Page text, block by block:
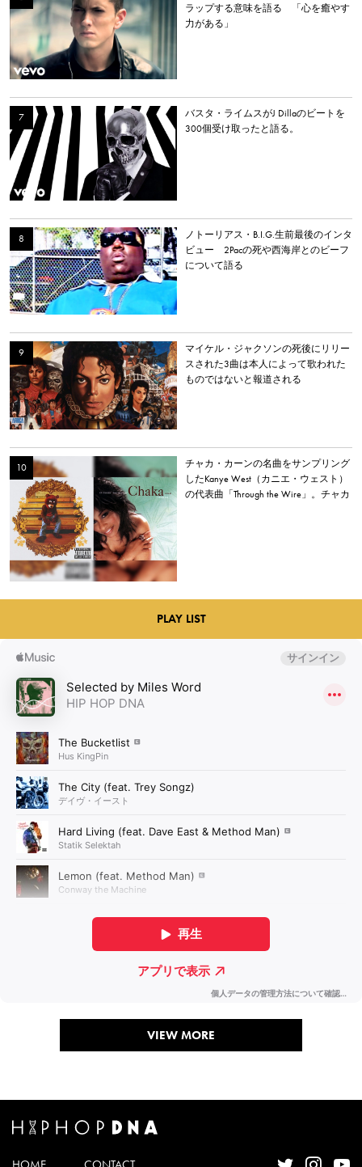
ラップする意味を語る 「心を癒やす
力がある」
バスタ・ライムスがJ Dillaのビートを
300個受け取ったと語る。
ノトーリアス・B.I.G.生前最後のインタ
ビュー 2Pacの死や西海岸とのビーフ
について語る
マイケル・ジャクソンの死後にリリー
スされた3曲は本人によって歌われた
ものではないと報道される
チャカ・カーンの名曲をサンプリング
したKanye West（カニエ・ウェスト）
の代表曲「Through the Wire」。チャカ
PLAY LIST
VIEW MORE